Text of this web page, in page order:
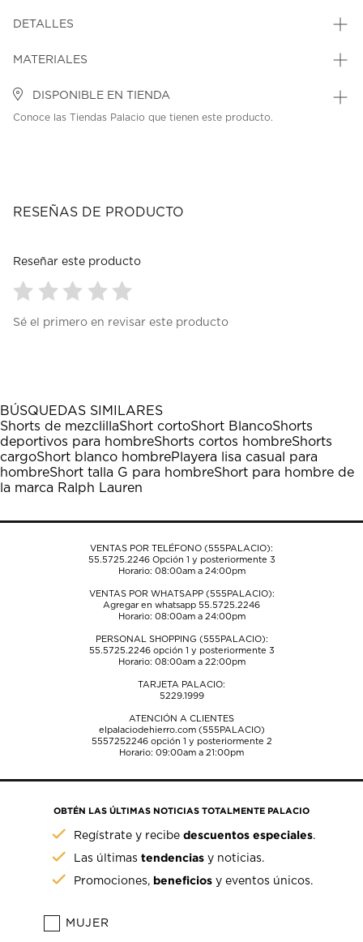
DETALLES
MATERIALES
DISPONIBLE EN TIENDA
Conoce las Tiendas Palacio que tienen este producto.
RESEÑAS DE PRODUCTO
Reseñar este producto
para
1
estrella
Esta
acción
abrirá
el
formulario
envío.
para
estrellas.
Esta
acción
abrirá
el
formulario
envío.
para
estrellas.
Esta
acción
abrirá
el
formulario
envío.
para
estrellas.
Esta
acción
abrirá
el
formulario
envío.
para
estrellas.
Esta
acción
abrirá
el
formulario
envío.
Sé el primero en revisar este producto
BÚSQUEDAS SIMILARES
Shorts de mezclillaShort cortoShort BlancoShorts
deportivos para hombreShorts cortos hombreShorts
cargoShort blanco hombrePlayera lisa casual para
hombreShort talla G para hombreShort para hombre de
la marca Ralph Lauren
VENTAS POR TELÉFONO (555PALACIO):
55.5725.2246Opción 1 y posteriormente 3
Horario: 08:00am a 24:00pm
VENTAS POR WHATSAPP (555PALACIO):
Agregar en whatsapp 55.5725.2246
Horario: 08:00am a 24:00pm
PERSONAL SHOPPING (555PALACIO):
55.5725.2246opción 1 y posteriormente 3
Horario: 08:00am a 22:00pm
TARJETA PALACIO:
5229.1999
ATENCIÓN A CLIENTES
elpalaciodehierro.com (555PALACIO)
5557252246opción 1 y posteriormente 2
Horario: 09:00am a 21:00pm
OBTÉN LAS ÚLTIMAS NOTICIAS TOTALMENTE PALACIO
Regístrate y recibedescuentos especiales.
Las últimastendencias y noticias.
Promociones, beneficios y eventos únicos.
MUJER